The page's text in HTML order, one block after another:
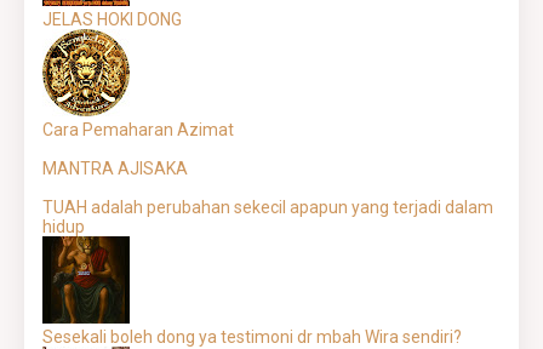
JELAS HOKI DONG
Cara Pemaharan Azimat
MANTRA AJISAKA
TUAH adalah perubahan sekecil apapun yang terjadi dalam
hidup
Sesekali boleh dong ya testimoni dr mbah Wira sendiri?